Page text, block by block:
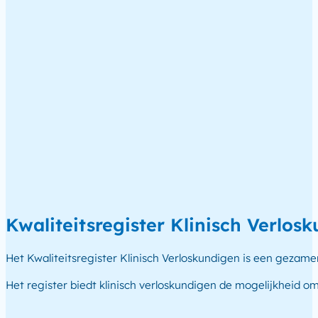
Kwaliteitsregister Klinisch
Het Kwaliteitsregister Klinisch Verloskundigen is een
Het register biedt klinisch verloskundigen de mogelijkheid